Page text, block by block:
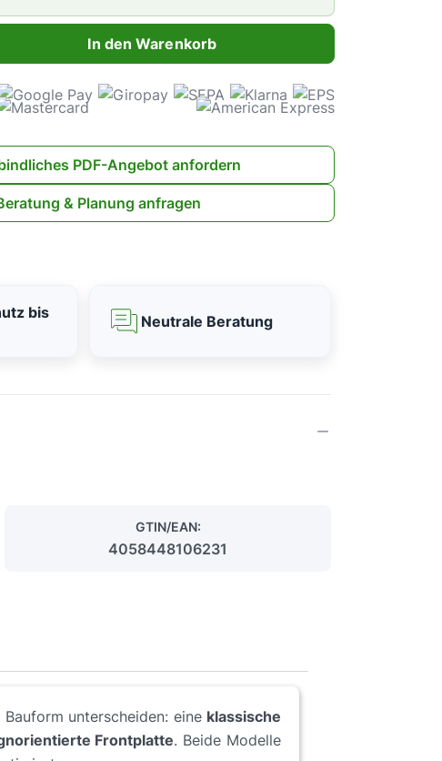
Anzahl: Gib den gewünschten Wert ein oder benutze die Schaltflächen
In den Warenkorb
PDF-Angebot anfordern
& Planung anfragen
bis
Neutrale Beratung
GTIN/EAN:
4058448106231
unterscheiden: eine klassische
Frontplatte. Beide Modelle